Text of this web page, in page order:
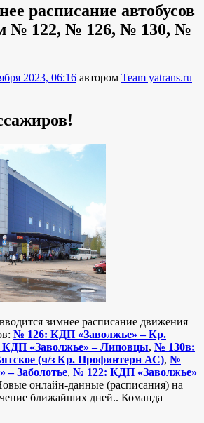
расписание автобусов
№ 122, № 126, № 130, №
2023, 06:16 автором Team yatrans.ru
зимнее расписание движения
№ 126: КДП «Заволжье» – Кр.
«Заволжье» – Липовцы, № 130в:
(ч/з Кр. Профинтерн АС), №
– Заболотье, № 122: КДП «Заволжье»
онлайн-данные (расписания) на
ближайших дней.. Команда